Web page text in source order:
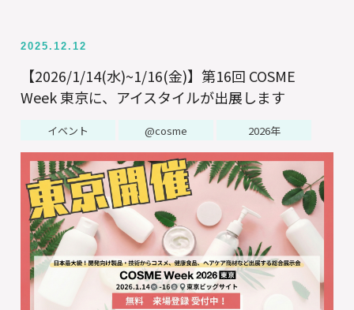
2025.12.12
【2026/1/14(水)~1/16(金)】第16回 COSME
Week 東京に、アイスタイルが出展します
イベント @cosme 2026年